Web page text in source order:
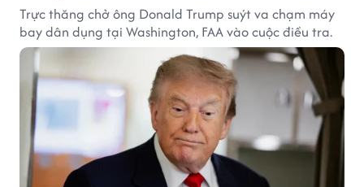
Trực thăng chở ông Donald Trump suýt va chạm máy
bay dân dụng tại Washington, FAA vào cuộc điều tra.